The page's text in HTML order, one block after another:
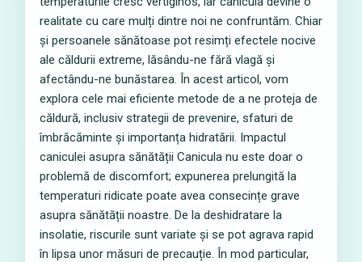
realitate cu care mulți dintre noi ne confruntăm. Chiar
și persoanele sănătoase pot resimți efectele nocive
ale căldurii extreme, lăsându-ne fără vlagă și
afectându-ne bunăstarea. În acest articol, vom
explora cele mai eficiente metode de a ne proteja de
căldură, inclusiv strategii de prevenire, sfaturi de
îmbrăcăminte și importanța hidratării. Impactul
caniculei asupra sănătății Canicula nu este doar o
problemă de discomfort; expunerea prelungită la
temperaturi ridicate poate avea consecințe grave
asupra sănătății noastre. De la deshidratare la
insolatie, riscurile sunt variate și se pot agrava rapid
în lipsa unor măsuri de precauție. În mod particular,